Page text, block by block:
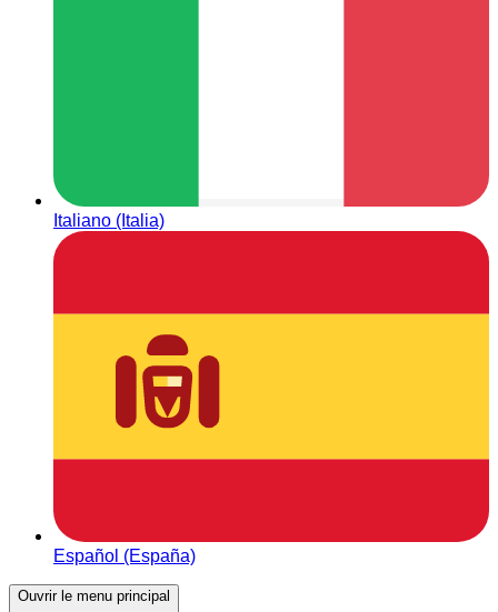
Italiano (Italia)
Español (España)
Ouvrir le menu principal